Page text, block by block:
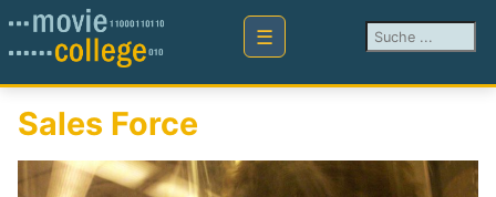
Suchen ...
Sales Force